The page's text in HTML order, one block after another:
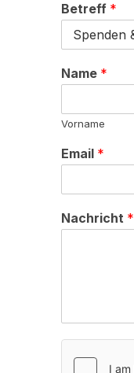
Betreff *
Name *
Vorname
Email *
Nachricht *